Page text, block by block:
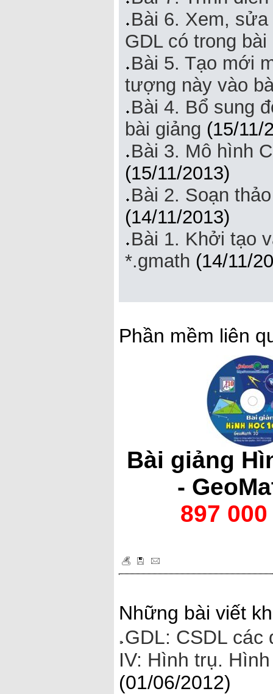
Bài 6. Xem,
GDL có trong bài
Bài 5. Tạo mới
tượng này vào
Bài 4. Bổ sung
bài giảng (15/11/
Bài 3. Mô hình
(15/11/2013)
Bài 2. Soạn
(14/11/2013)
Bài 1. Khởi tạo
*.gmath (14/11/
Phần mềm liên
Bài giảng
-
897
Những bài viết
GDL: CSDL
IV: Hình trụ.
(01/06/2012)